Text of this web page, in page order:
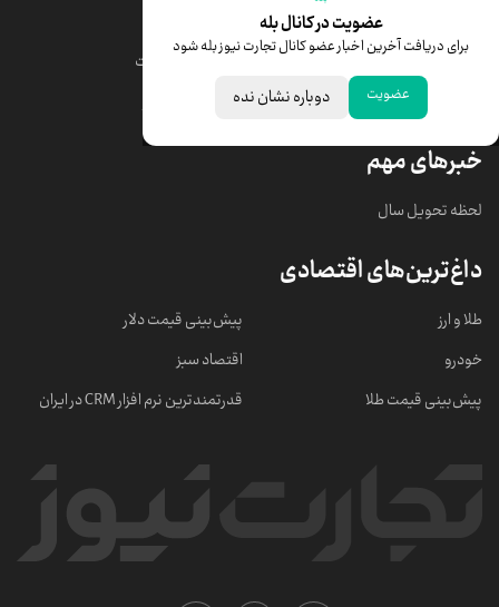
عضویت در کانال بله
برای دریافت آخرین اخبار عضو کانال تجارت نیوز بله شود
عضویت دوباره نشان نده
قیمت دلار
قیمت سکه امامی
قیمت درهم امارات
ابزار تبدیل نرخ ارز
خبرهای مهم
لحظه تحویل سال
داغ‌ترین‌های اقتصادی
طلا و ارز
خودرو
پیش‌بینی قیمت طلا
پیش‌بینی قیمت دلار
اقتصاد سبز
قدرتمندترین نرم‌ افزار CRM در ایران